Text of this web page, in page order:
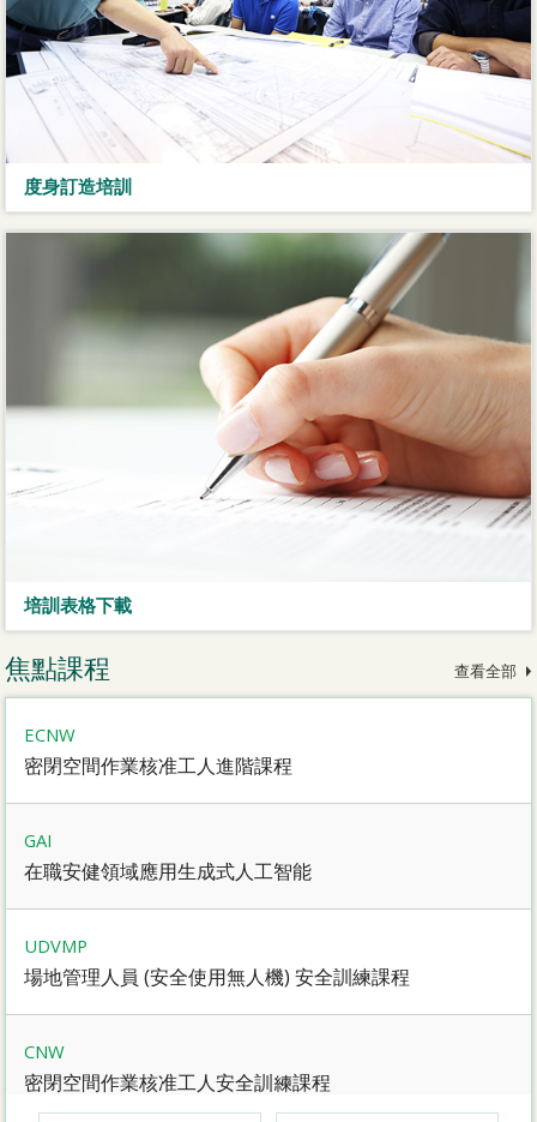
度身訂造培訓
培訓表格下載
焦點課程 查看全部
ECNW
密閉空間作業核准工人進階課程
GAI
在職安健領域應用生成式人工智能
UDVMP
場地管理人員 (安全使用無人機) 安全訓練課程
CNW
密閉空間作業核准工人安全訓練課程